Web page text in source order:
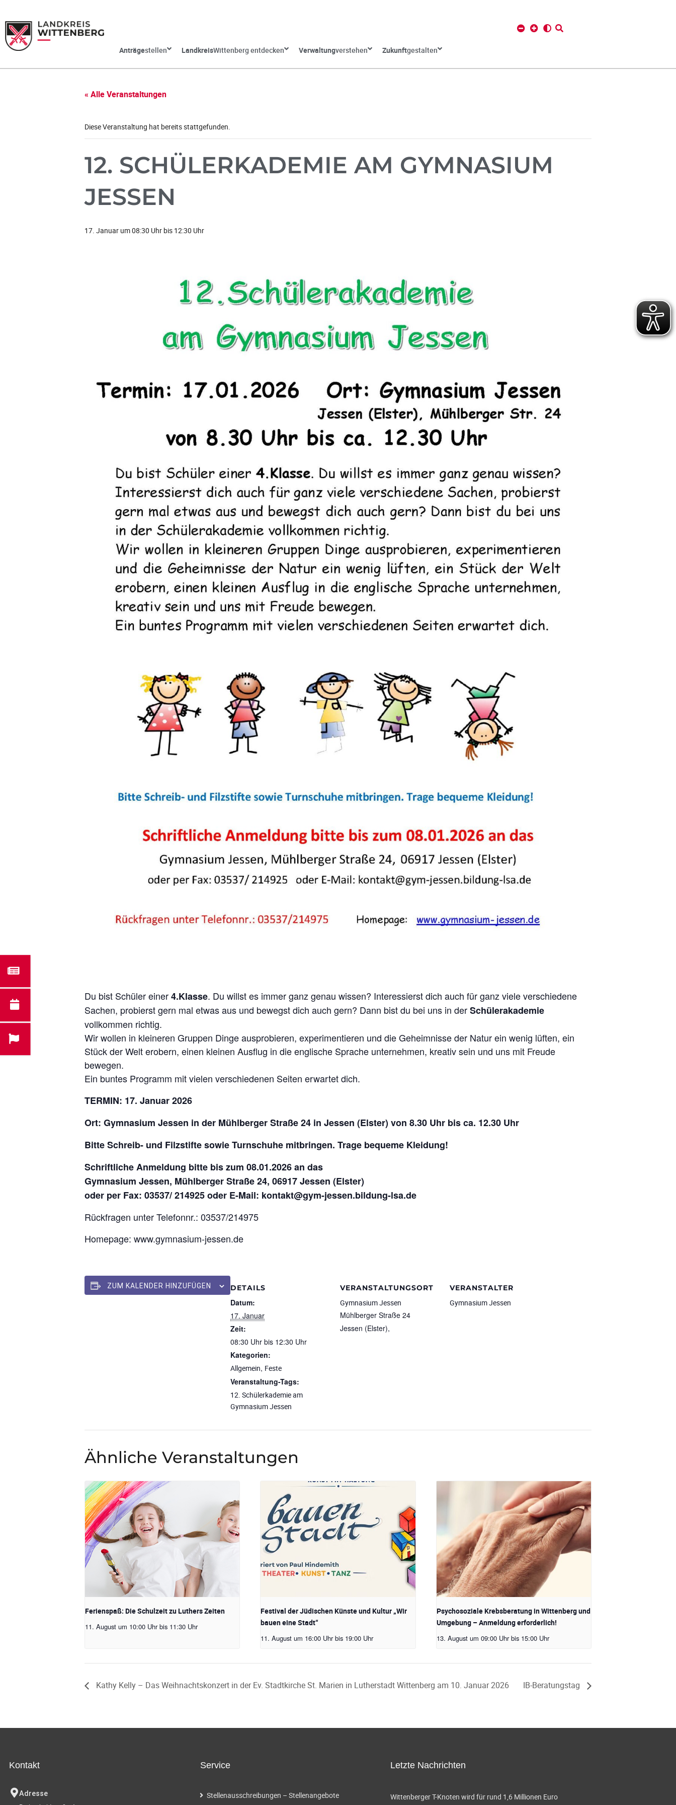
Anträgestellen LandkreisWittenberg entdecken Verwaltungverstehen Zukunftgestalten
« Alle Veranstaltungen
Diese Veranstaltung hat bereits stattgefunden.
12. SCHÜLERKADEMIE AM GYMNASIUM
JESSEN
17. Januar um 08:30 Uhr bis 12:30 Uhr
Du bist Schüler einer4.Klasse. Du willst es immer ganz genau wissen? Interessierst dich auch für ganz viele verschiedene
Sachen, probierst gern mal etwas aus und bewegst dich auch gern? Dann bist du bei uns in derSchülerakademie
vollkommen richtig.
Wir wollen in kleineren Gruppen Dinge ausprobieren, experimentieren und die Geheimnisse der Natur ein wenig lüften, ein
Stück der Welt erobern, einen kleinen Ausflug in die englische Sprache unternehmen, kreativ sein und uns mit Freude
bewegen.
Ein buntes Programm mit vielen verschiedenen Seiten erwartet dich.
TERMIN: 17. Januar 2026
Ort: Gymnasium Jessen in der Mühlberger Straße 24 in Jessen (Elster) von 8.30 Uhr bis ca. 12.30 Uhr
Bitte Schreib- und Filzstifte sowie Turnschuhe mitbringen. Trage bequeme Kleidung!
Schriftliche Anmeldung bitte bis zum 08.01.2026 an das
Gymnasium Jessen, Mühlberger Straße 24, 06917 Jessen (Elster)
oder per Fax: 03537/ 214925 oder E-Mail: kontakt@gym-jessen.bildung-lsa.de
Rückfragen unter Telefonnr.: 03537/214975
Homepage: www.gymnasium-jessen.de
ZUM KALENDER HINZUFÜGEN DETAILS
Datum:
17. Januar
Zeit:
08:30 Uhr bis 12:30 Uhr
Kategorien:
Allgemein, Feste
Veranstaltung-Tags:
12. Schülerkademie am
Gymnasium Jessen
VERANSTALTUNGSORT
Gymnasium Jessen
Mühlberger Straße 24
Jessen (Elster),
VERANSTALTER
Gymnasium Jessen
Ähnliche Veranstaltungen
Ferienspaß: Die Schulzeit zu Luthers Zeiten
11. August um 10:00 Uhr bis 11:30 Uhr
Festival der Jüdischen Künste und Kultur „Wir
bauen eine Stadt“
11. August um 16:00 Uhr bis 19:00 Uhr
Psychosoziale Krebsberatung in Wittenberg und
Umgebung – Anmeldung erforderlich!
13. August um 09:00 Uhr bis 15:00 Uhr
Kathy Kelly – Das Weihnachtskonzert in der Ev. Stadtkirche St. Marien in Lutherstadt Wittenberg am 10. Januar 2026 IB-Beratungstag
Kontakt
Adresse
Service
Stellenausschreibungen – Stellenangebote
Letzte Nachrichten
Wittenberger T-Knoten wird für rund 1,6 Millionen Euro